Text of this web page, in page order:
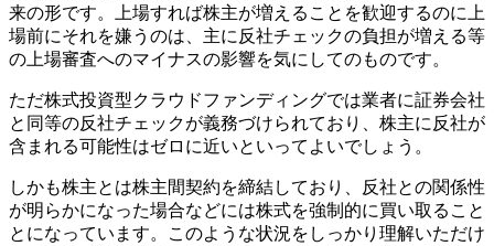
来の形です。上場すれば株主が増えることを歓迎するのに上
場前にそれを嫌うのは、主に反社チェックの負担が増える等
の上場審査へのマイナスの影響を気にしてのものです。
ただ株式投資型クラウドファンディングでは業者に証券会社
と同等の反社チェックが義務づけられており、 株主に反社が
含まれる可能性はゼロに近いといってよいでしょう。
しかも株主とは株主間契約を締結しており、反社との関係性
が明らかになった場合などには株式を強制的に買い取ること
とになっています。このような状況をしっかり理解いただけ